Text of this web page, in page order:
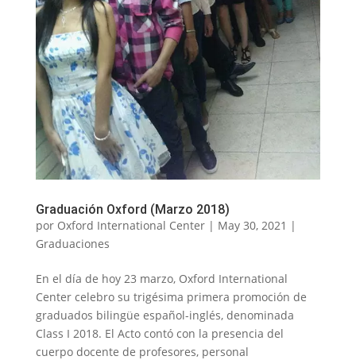
Graduación Oxford (Marzo 2018)
por Oxford International Center| May 30, 2021 |
Graduaciones
En el día de hoy 23 marzo, Oxford International
Center celebro su trigésima primera promoción de
graduados bilingüe español-inglés, denominada
Class I 2018. El Acto contó con la presencia del
cuerpo docente de profesores, personal